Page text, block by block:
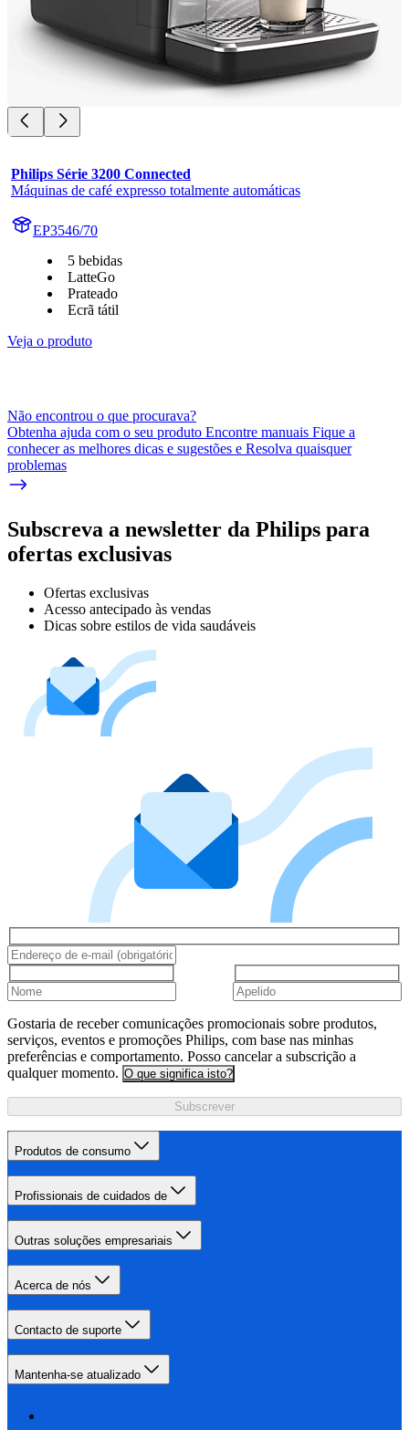
Philips Série 3200 Connected
Máquinas de café expresso totalmente automáticas
EP3546/70
5 bebidas
LatteGo
Prateado
Ecrã tátil
Veja o produto
Não encontrou o que procurava?
Obtenha ajuda com o seu produto Encontre manuais Fique a
conhecer as melhores dicas e sugestões e Resolva quaisquer
problemas
Subscreva a newsletter da Philips para
ofertas exclusivas
Ofertas exclusivas
Acesso antecipado às vendas
Dicas sobre estilos de vida saudáveis
Gostaria de receber comunicações promocionais sobre produtos,
serviços, eventos e promoções Philips, com base nas minhas
preferências e comportamento. Posso cancelar a subscrição a
qualquer momento. O que significa isto?
Subscrever
Produtos de consumo
Profissionais de cuidados de
Outras soluções empresariais
Acerca de nós
Contacto de suporte
Mantenha-se atualizado